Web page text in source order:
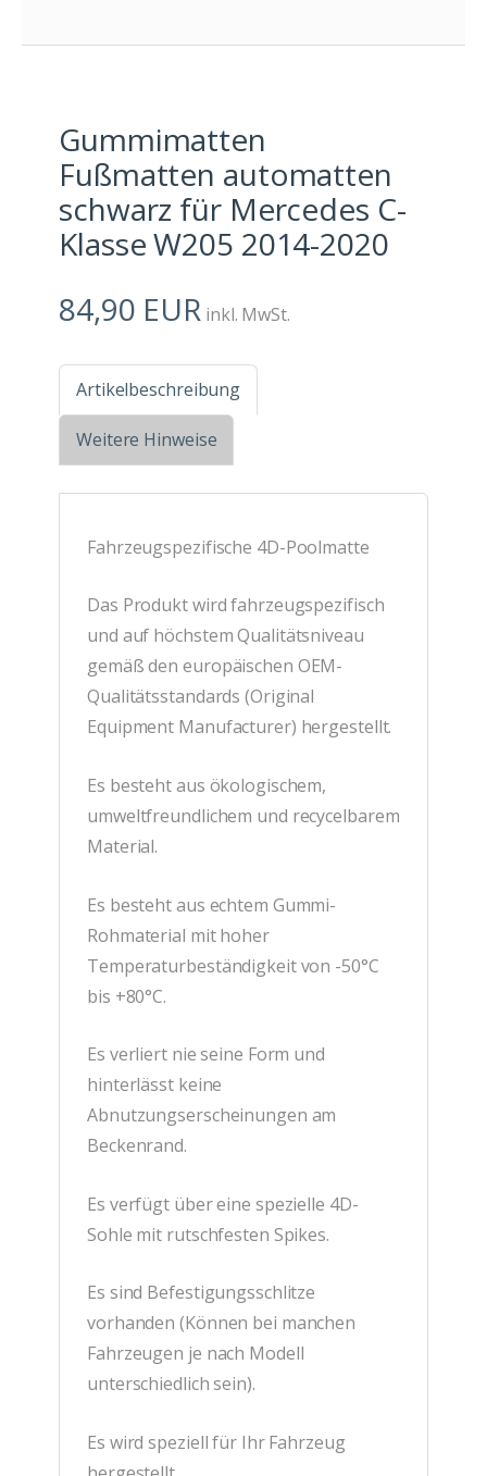
Gummimatten
Fußmatten automatten
schwarz für Mercedes C-
Klasse W205 2014-2020
84,90 EUR inkl. MwSt.
Artikelbeschreibung
Weitere Hinweise
Fahrzeugspezifische 4D-Poolmatte
Das Produkt wird fahrzeugspezifisch
und auf höchstem Qualitätsniveau
gemäß den europäischen OEM-
Qualitätsstandards (Original
Equipment Manufacturer) hergestellt.
Es besteht aus ökologischem,
umweltfreundlichem und recycelbarem
Material.
Es besteht aus echtem Gummi-
Rohmaterial mit hoher
Temperaturbeständigkeit von -50°C
bis +80°C.
Es verliert nie seine Form und
hinterlässt keine
Abnutzungserscheinungen am
Beckenrand.
Es verfügt über eine spezielle 4D-
Sohle mit rutschfesten Spikes.
Es sind Befestigungsschlitze
vorhanden (Können bei manchen
Fahrzeugen je nach Modell
unterschiedlich sein).
Es wird speziell für Ihr Fahrzeug